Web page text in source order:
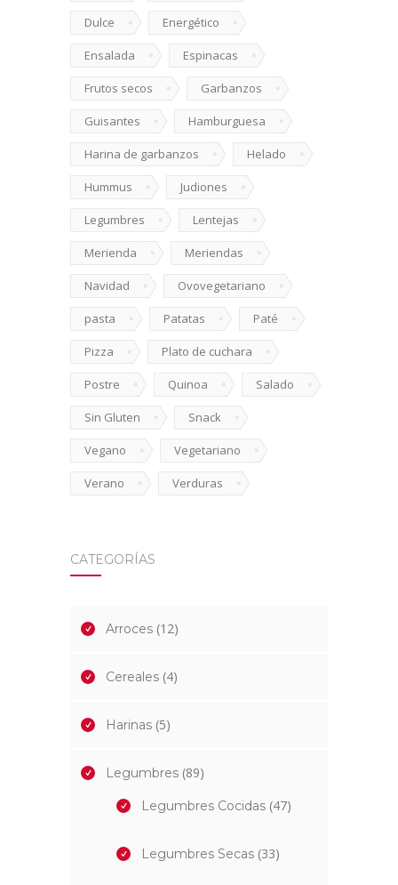
Dulce Energético
Ensalada Espinacas
Frutos secos Garbanzos
Guisantes Hamburguesa
Harina de garbanzos Helado
Hummus Judiones
Legumbres Lentejas
Merienda Meriendas
Navidad Ovovegetariano
pasta Patatas Paté
Pizza Plato de cuchara
Postre Quinoa Salado
Sin Gluten Snack
Vegano Vegetariano
Verano Verduras
CATEGORÍAS
Arroces (12)
Cereales (4)
Harinas (5)
Legumbres (89)
Legumbres Cocidas (47)
Legumbres Secas (33)